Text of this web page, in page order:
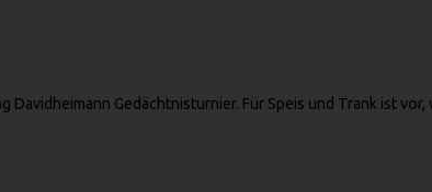
Gedächtnisturnier. Für Speis und Trank ist